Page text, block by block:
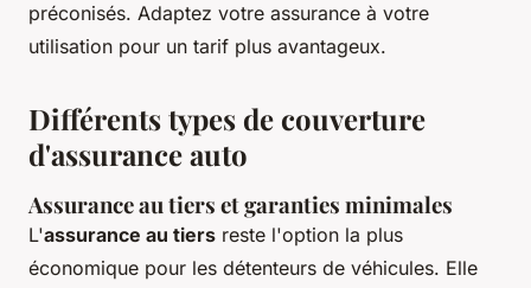
préconisés. Adaptez votre assurance à votre
utilisation pour un tarif plus avantageux.
Différents types de couverture
d'assurance auto
Assurance au tiers et garanties minimales
L'assurance au tiers reste l'option la plus
économique pour les détenteurs de véhicules. Elle